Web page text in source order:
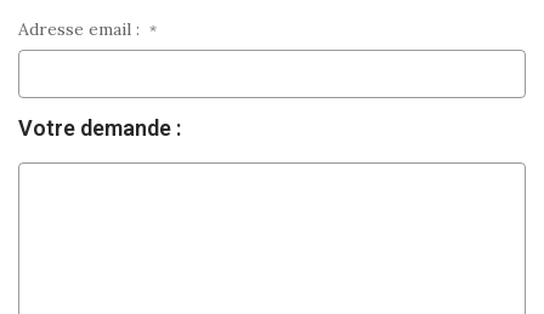
Adresse email : *
Votre demande :